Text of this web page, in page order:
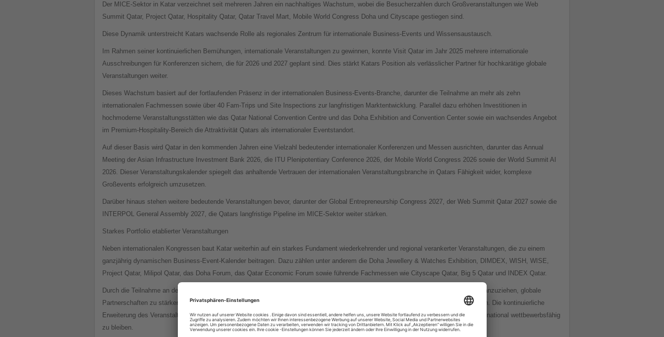
Der MICE-Sektor in Katar verzeichnet seit mehreren Jahren ein nachhaltiges Wachstum, wobei die Besucherzahlen durch Großveranstaltungen wie Web
Summit Qatar, Project Qatar, Hospitality Qatar, Qatar Travel Mart, Mobile World Congress Doha und Cityscape gestiegen sind.
Diese Dynamik unterstreicht Katars wachsende Rolle als regionales Zentrum für internationale Business-Events und Wissensaustausch.
Im Rahmen seiner kontinuierlichen Bemühungen, internationale Veranstaltungen zu gewinnen, konnte Visit Qatar im Jahr 2025 mehrere internationale
Ausschreibungen für Konferenzen sichern, die für 2026 und 2027 geplant sind. Dies stärkt Katars Position als verlässlicher Partner für hochkarätige globale
Veranstaltungen weiter.
Dieses Wachstum basiert auf der fortlaufenden Präsenz in der internationalen Business-Events-Branche, darunter die Teilnahme an mehr als zehn
internationalen Fachmessen sowie über 40 Fam-Trips und Site Inspections zur langfristigen Marktentwicklung. Parallel dazu erhöhen Investitionen in
hochmoderne Veranstaltungsstätten wie das Qatar National Convention Centre und das Doha Exhibition and Convention Center sowie ein wachsendes Angebot
im Premium-Hospitality-Bereich die Attraktivität Qatars als internationaler Eventstandort.
Auf dieser Basis wird Qatar in den kommenden Jahren eine Vielzahl bedeutender internationaler Konferenzen und Messen ausrichten, darunter das Annual
Meeting der Asian Infrastructure Investment Bank 2026, die ITU Plenipotentiary Conference 2026, der Mobile World Congress 2026 sowie der World Summit AI
2026. Dieser Veranstaltungskalender spiegelt das anhaltende Vertrauen der internationalen Veranstaltungsbranche in Qatars Fähigkeit wider, komplexe
Großevents erfolgreich umzusetzen.
Darüber hinaus stehen weitere bedeutende Veranstaltungen bevor, darunter der Global Entrepreneurship Congress 2027, der Web Summit Qatar 2027 sowie die
INTERPOL General Assembly 2027, die Qatars langfristige Pipeline im MICE-Sektor weiter stärken.
Starkes Portfolio etablierter Veranstaltungen
Neben internationalen Kongressen baut Katar weiterhin auf ein starkes Fundament wiederkehrender und regional verankerter Veranstaltungen, die zu einem
ganzjährig dynamischen Business-Event-Kalender beitragen. Dazu zählen unter anderem die Doha Jewellery & Watches Exhibition, DIMDEX, WISH, WISE,
Project Qatar, Milipol Qatar, das Doha Forum, das Qatar Economic Forum sowie führende Fachmessen wie Cityscape Qatar, Big 5 Qatar und INDEX Qatar.
Durch die Teilnahme an der IMEX Frankfurt hat Visit Qatar seine Bemühungen weiter vorangetrieben, internationale Business-Events anzuziehen, globale
Partnerschaften zu stärken und seine Position als vertrauenswürdige Destination für Meetings, Incentives und Konferenzen zu festigen. Die kontinuierliche
Erweiterung des Veranstaltungsportfolios unterstreicht das langfristige Engagement Katars in diesem Sektor sowie den Anspruch, international wettbewerbsfähig
zu bleiben.